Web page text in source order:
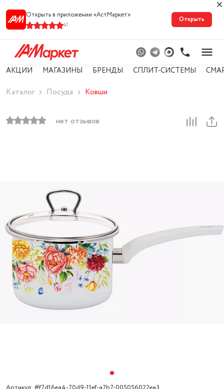
Открыть в приложении «АстМарке‪т‬»
41
Открыть
АКЦИИ МАГАЗИНЫ БРЕНДЫ СПЛИТ-СИСТЕМЫ
Каталог Посуда Ковши
нет отзывов